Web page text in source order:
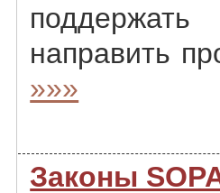
поддержать
направить
»»»
Законы